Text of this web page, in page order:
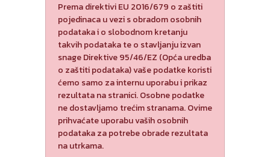
Prema direktivi EU 2016/679 o zaštiti
pojedinaca u vezi s obradom osobnih
podataka i o slobodnom kretanju
takvih podataka te o stavljanju izvan
snage Direktive 95/46/EZ (Opća uredba
o zaštiti podataka) vaše podatke koristi
ćemo samo za internu uporabu i prikaz
rezultata na stranici. Osobne podatke
ne dostavljamo trećim stranama. Ovime
prihvaćate uporabu vaših osobnih
podataka za potrebe obrade rezultata
na utrkama.